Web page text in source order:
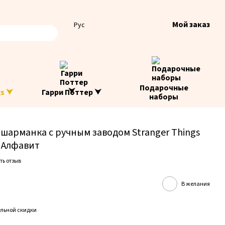
Рус Мой заказ
⮟ Гарри Поттер ⮟
Подарочные
наборы
с ручным заводом Stranger Things
отзыв
В желания
скидки